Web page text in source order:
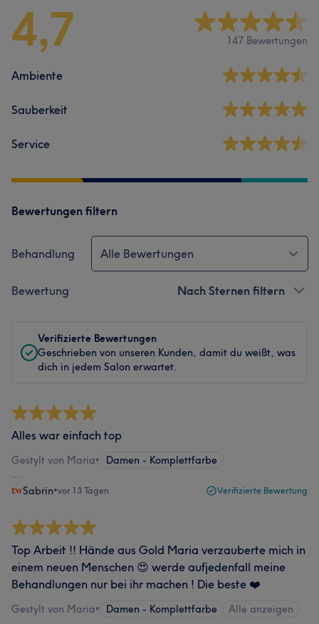
4,7 147 Bewertungen
Ambiente
Sauberkeit
Service
Bewertungen filtern
Behandlung Alle Bewertungen
Bewertung Nach Sternen filtern
Verifizierte Bewertungen
Geschrieben von unseren Kunden, damit du weißt, was
dich in jedem Salon erwartet.
Alles war einfach top
Gestylt von Maria• Damen - Komplettfarbe
Sabrin•vor 13 Tagen Verifizierte Bewertung
Top Arbeit !! Hände aus Gold Maria verzauberte mich in
einem neuen Menschen 😍 werde aufjedenfall meine
Behandlungen nur bei ihr machen ! Die beste ❤️
Gestylt von Maria• Damen - Komplettfarbe Alle anzeigen